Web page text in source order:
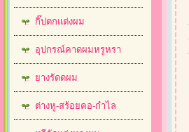
กิ๊ปตกแต่งผม
อุปกรณ์คาดผมหรูหรา
ยางรัดดผม
ต่างหู-สร้อยคอ-กำไล